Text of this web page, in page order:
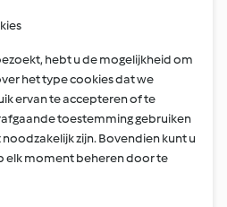
hebt u de mogelijkheid om
het type cookies dat we
ervan te accepteren of te
toestemming gebruiken
zijn. Bovendien kunt u
elk moment beheren door te